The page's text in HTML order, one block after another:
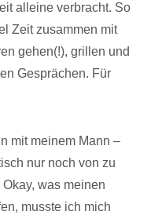
alleine verbracht. So
Zeit zusammen mit
gehen(!), grillen und
Gesprächen. Für
mit meinem Mann –
nur noch von zu
was meinen
musste ich mich